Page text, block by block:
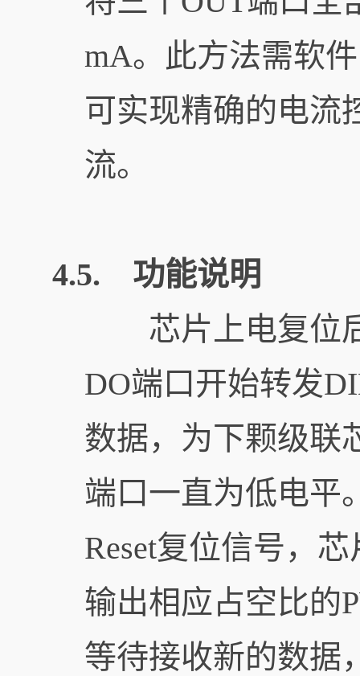
mA。此方法需软
可实现精确的电流
流。
4.5. 功能说明
芯片上电复位后
DO端口开始转发
数据，为下颗级联
端口一直为低电平
Reset复位信号，
输出相应占空比的
等待接收新的数据